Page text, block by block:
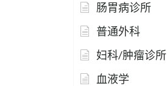
肠胃病诊所
普通外科
妇科/肿瘤诊所
血液学